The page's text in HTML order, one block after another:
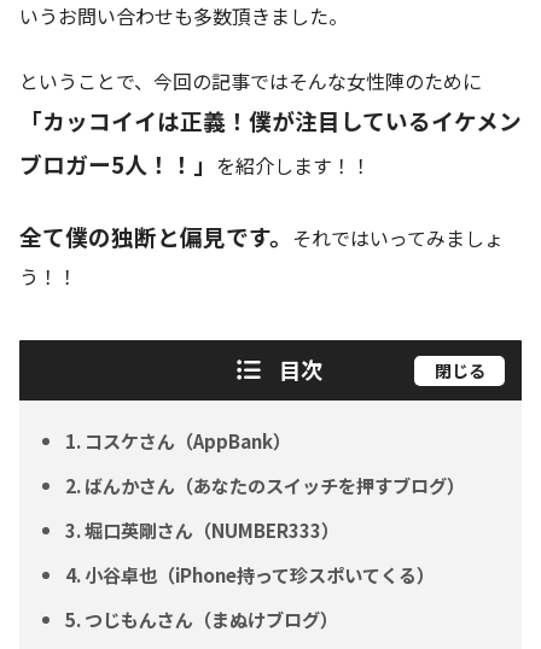
いうお問い合わせも多数頂きました。
ということで、今回の記事ではそんな女性陣のために
「カッコイイは正義！僕が注目しているイケメン
ブロガー5人！！」 を紹介します！！
全て僕の独断と偏見です。 それではいってみましょ
う！！
目次 閉じる
1. コスケさん（AppBank）
2. ばんかさん（あなたのスイッチを押すブログ）
3. 堀口英剛さん（NUMBER333）
4. 小谷卓也（iPhone持って珍スポいてくる）
5. つじもんさん（まぬけブログ）